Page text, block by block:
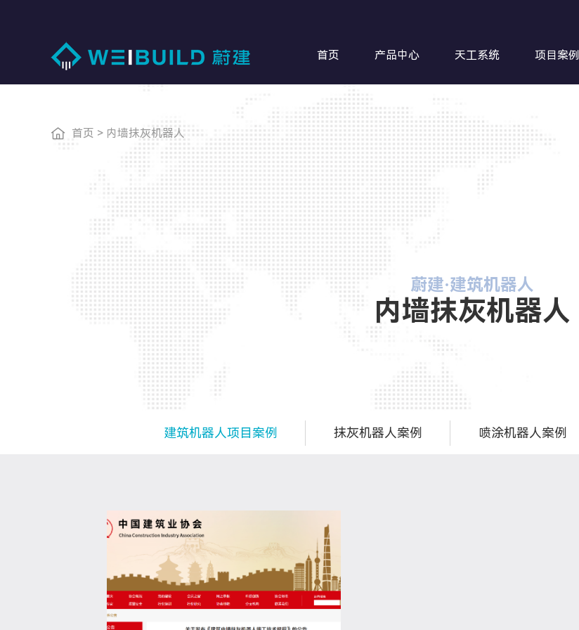
首页 产品中心 天工系统 项目案例
首页 > 内墙抹灰机器人
蔚建·建筑机器人
内墙抹灰机器人
建筑机器人项目案例 抹灰机器人案例 喷涂机器人案例